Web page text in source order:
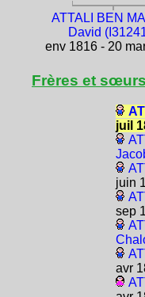
ATTALI BEN
David
env 1816 - 20
Frères et sœurs
juil
juin
sep
avr